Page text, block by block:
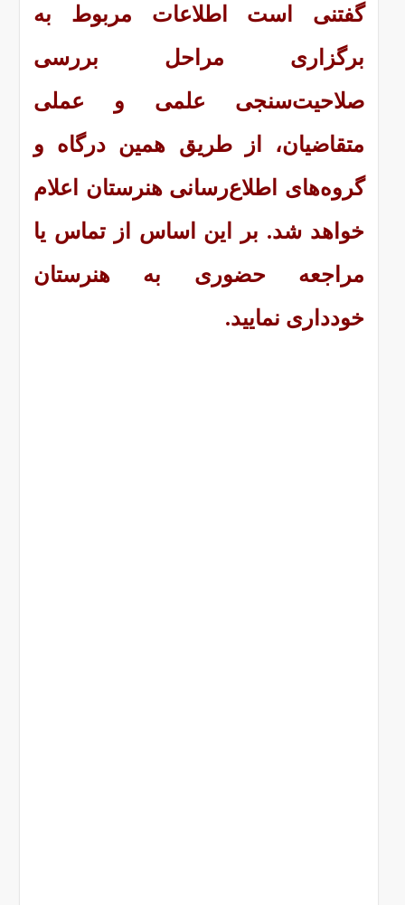
گفتنی است اطلاعات مربوط به
برگزاری مراحل بررسی
صلاحیت‌سنجی علمی و عملی
متقاضیان، از طریق همین درگاه و
گروه‌های اطلاع‌رسانی هنرستان اعلام
خواهد شد. بر این اساس از تماس یا
مراجعه حضوری به هنرستان
خودداری نمایید.